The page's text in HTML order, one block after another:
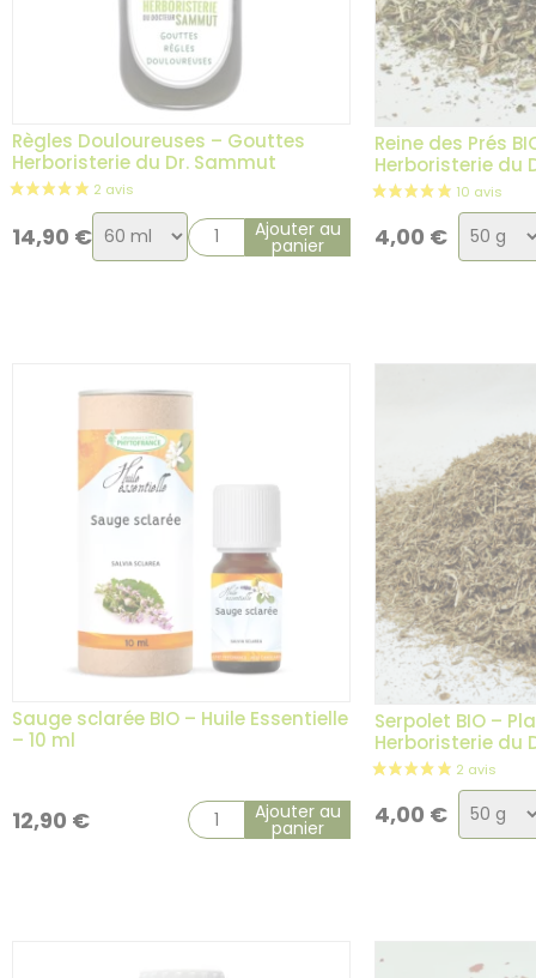
2 avis
Règles Douloureuses – Gouttes
Herboristerie du Dr. Sammut
14,90 €Choix
de
Ajouter au
panier
Reine des Prés
Herboristerie du
4,00 €
Choix
de
Sauge sclarée BIO – Huile Essentielle
– 10 ml
12,90 € Ajouter au
panier
Serpolet BIO –
Herboristerie du
4,00 €
Choix
de